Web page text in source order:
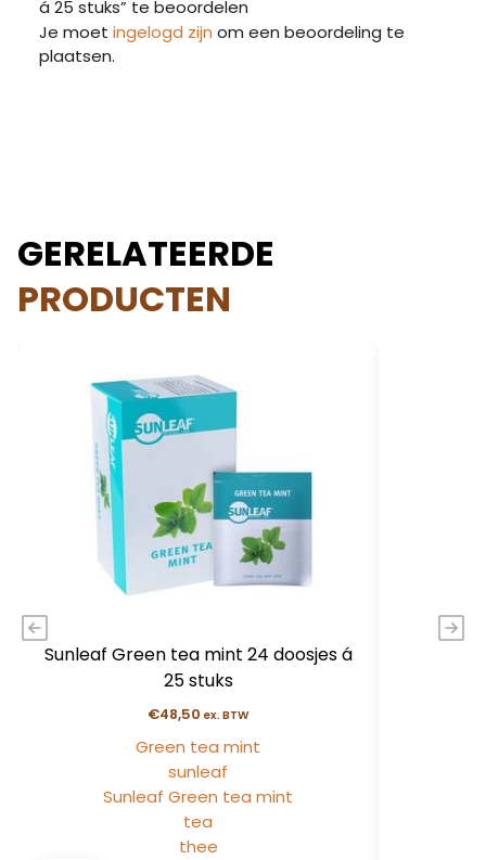
á 25 stuks” te beoordelen
Je moet ingelogd zijn om een beoordeling te
plaatsen.
GERELATEERDE
PRODUCTEN
Sunleaf Green tea mint 24 doosjes á
25 stuks
€48,50 ex. BTW
Green tea mint
sunleaf
Sunleaf Green tea mint
tea
thee